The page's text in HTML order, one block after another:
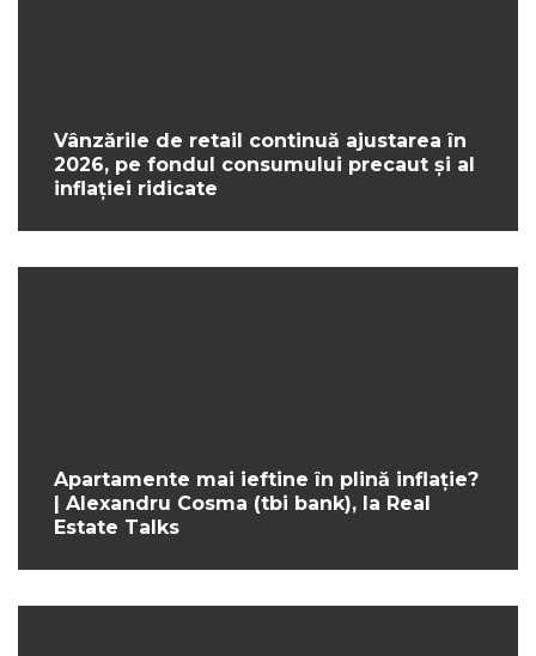
Vânzările de retail continuă ajustarea în
2026, pe fondul consumului precaut și al
inflației ridicate
Apartamente mai ieftine în plină inflație?
| Alexandru Cosma (tbi bank), la Real
Estate Talks